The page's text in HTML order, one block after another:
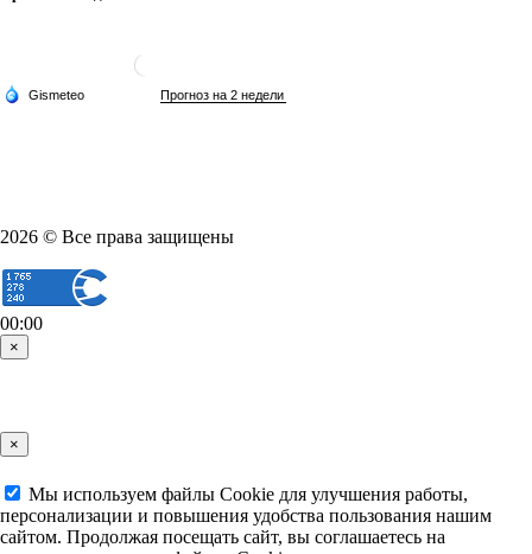
2026 © Все права защищены
00:00
×
×
Мы используем файлы Cookie для улучшения работы,
персонализации и повышения удобства пользования нашим
сайтом. Продолжая посещать сайт, вы соглашаетесь на